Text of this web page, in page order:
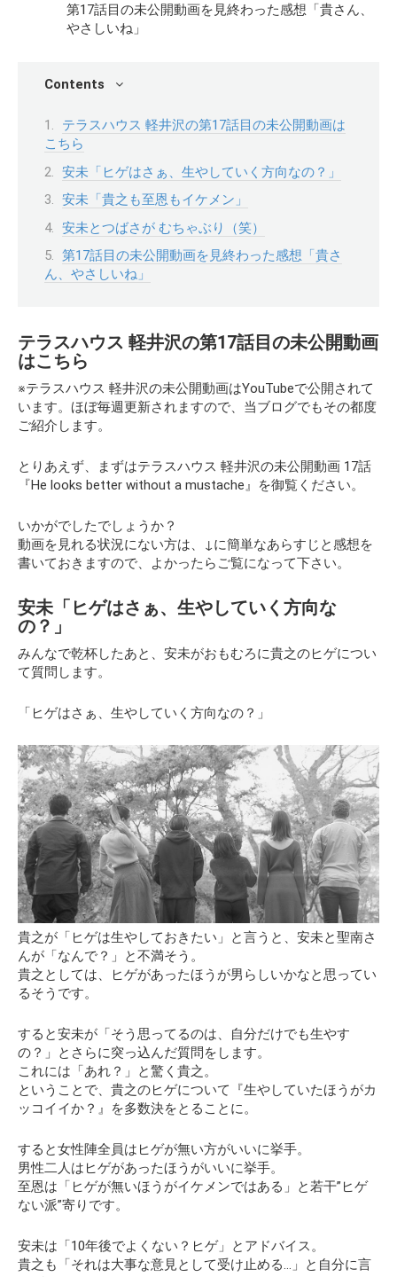
第17話目の未公開動画を見終わった感想「貴さん、
やさしいね」
Contents
テラスハウス 軽井沢の第17話目の未公開動画は
こちら
安未「ヒゲはさぁ、生やしていく方向なの？」
安未「貴之も至恩もイケメン」
安未とつばさが むちゃぶり（笑）
第17話目の未公開動画を見終わった感想「貴さ
ん、やさしいね」
テラスハウス 軽井沢の第17話目の未公開動画
はこちら
※テラスハウス 軽井沢の未公開動画はYouTubeで公開されて
います。ほぼ毎週更新されますので、当ブログでもその都度
ご紹介します。
とりあえず、まずはテラスハウス 軽井沢の未公開動画 17話
『He looks better without a mustache』
を御覧ください。
いかがでしたでしょうか？
動画を見れる状況にない方は、↓に簡単なあらすじと感想を
書いておきますので、よかったらご覧になって下さい。
安未「ヒゲはさぁ、生やしていく方向な
の？」
みんなで乾杯したあと、安未がおもむろに貴之のヒゲについ
て質問します。
「ヒゲはさぁ、生やしていく方向なの？」
貴之が「ヒゲは生やしておきたい」と言うと、安未と聖南さ
んが「なんで？」と不満そう。
貴之としては、ヒゲがあったほうが男らしいかなと思ってい
るそうです。
すると安未が「そう思ってるのは、自分だけでも生やす
の？」とさらに突っ込んだ質問をします。
これには「あれ？」と驚く貴之。
ということで、貴之のヒゲについて『生やしていたほうがカ
ッコイイか？』を多数決をとることに。
すると女性陣全員はヒゲが無い方がいいに挙手。
男性二人はヒゲがあったほうがいいに挙手。
至恩は「ヒゲが無いほうがイケメンではある」と若干”ヒゲ
ない派”寄りです。
安未は 「10年後でよくない？ヒゲ」
とアドバイス。
貴之も「それは大事な意見として受け止める…」と自分に言